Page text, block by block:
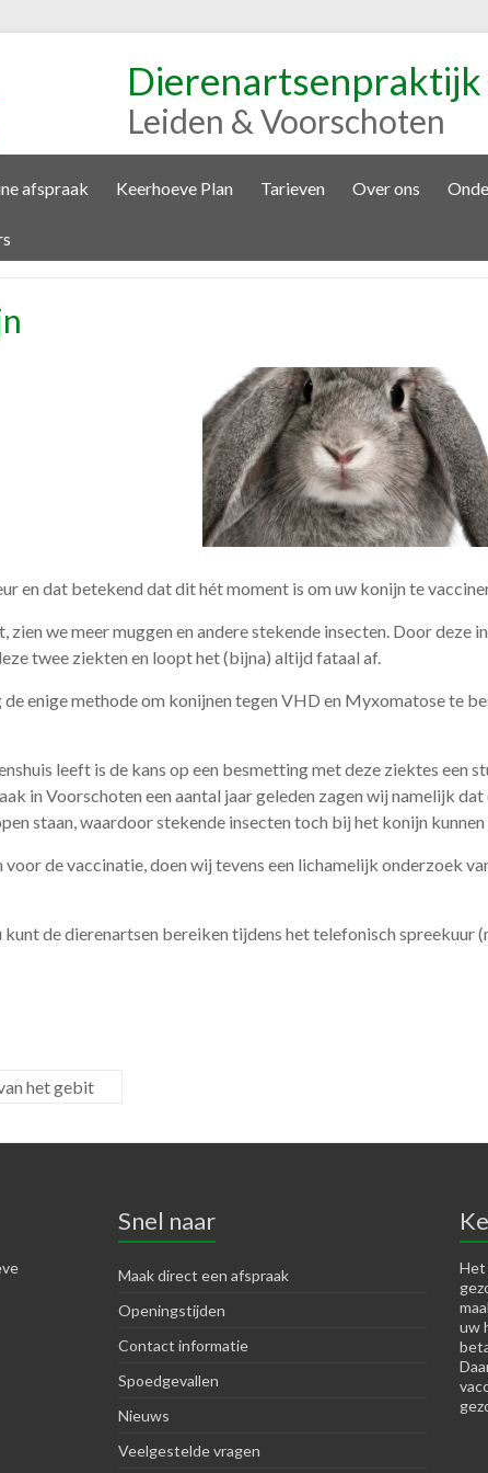
Dierenartsenpraktijk
Leiden & Voorschoten
afspraak Keerhoeve Plan Tarieven Over ons
en dat betekend dat dit hét moment is om uw konijn te
zien we meer muggen en andere stekende insecten. Door
twee ziekten en loopt het (bijna) altijd fataal af.
enige methode om konijnen tegen VHD en Myxomatose te
leeft is de kans op een besmetting met deze ziektes
in Voorschoten een aantal jaar geleden zagen wij namelijk
staan, waardoor stekende insecten toch bij het konijn
de vaccinatie, doen wij tevens een lichamelijk onderzoek
de dierenartsen bereiken tijdens het telefonisch spreekuur
het gebit
Snel naar
Maak direct een afspraak
Openingstijden
Contact informatie
Spoedgevallen
Nieuws
Veelgestelde vragen
Het
uw